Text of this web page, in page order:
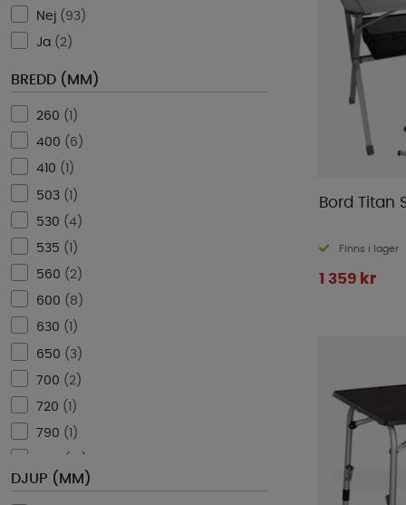
Nej ( 93)
Ja ( 2)
BREDD (MM)
260 ( )
400 ( 6 )
410 ( )
503 (1 )
530 (4 )
535 ( )
560 ( 2)
600 ( 8 )
630 ( )
650 ( 3 )
700 ( 2)
720 ( )
790 ( )
864(1)
DJUP (MM)
Bord Titan
Finns i lager
1 359 kr